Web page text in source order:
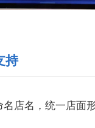
持
名店名，统一店面